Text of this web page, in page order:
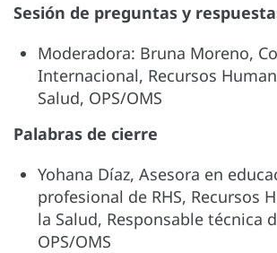
Sesión de preguntas y
Moderadora: Bruna Moreno,
Internacional, Recursos
Salud, OPS/OMS
Palabras de cierre
Yohana Díaz, Asesora en
profesional de RHS, Recursos
la Salud, Responsable técnica
OPS/OMS